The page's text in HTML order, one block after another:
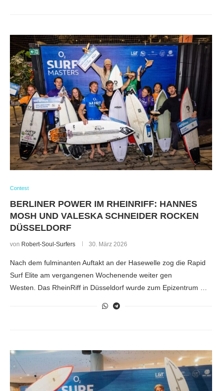
Contest
BERLINER POWER IM RHEINRIFF: HANNES
MOSH UND VALESKA SCHNEIDER ROCKEN
DÜSSELDORF
von Robert-Soul-Surfers 30. März 2026
Nach dem fulminanten Auftakt an der Hasewelle zog die Rapid
Surf Elite am vergangenen Wochenende weiter gen
Westen. Das RheinRiff in Düsseldorf wurde zum Epizentrum …